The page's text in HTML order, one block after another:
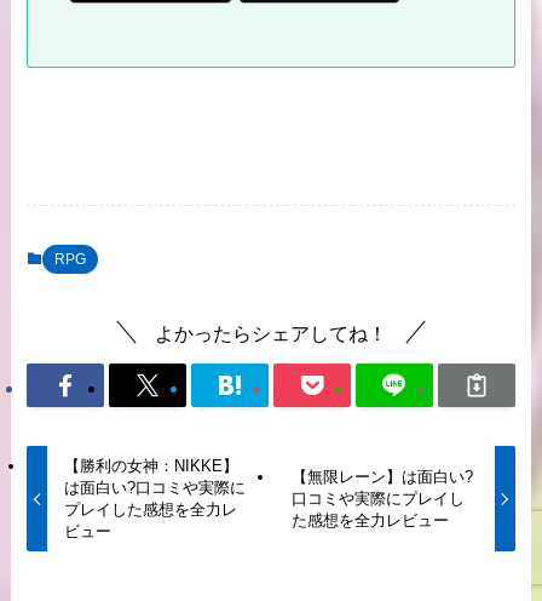
RPG
よかったらシェアしてね！
【勝利の女神：NIKKE】
は面白い?口コミや実際に
プレイした感想を全力レ
ビュー
【無限レーン】は面白い?
口コミや実際にプレイし
た感想を全力レビュー